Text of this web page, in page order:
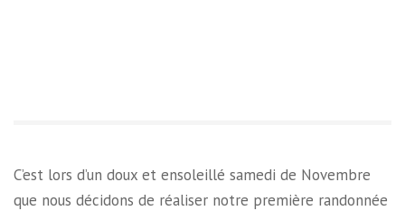
C’est lors d’un doux et ensoleillé samedi de Novembre
que nous décidons de réaliser notre première randonnée